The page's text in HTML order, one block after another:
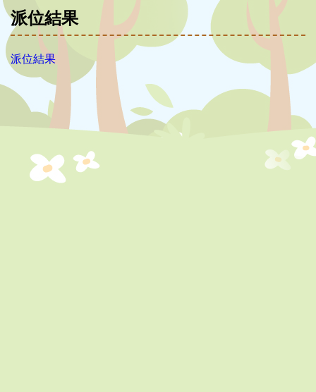
派位結果
派位結果